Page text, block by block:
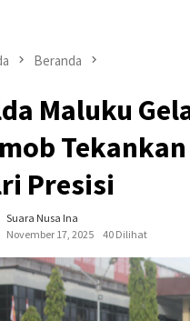
Beranda
Maluku
Presisi
Suara Nusa Ina
November 17, 2025
40 Dilihat